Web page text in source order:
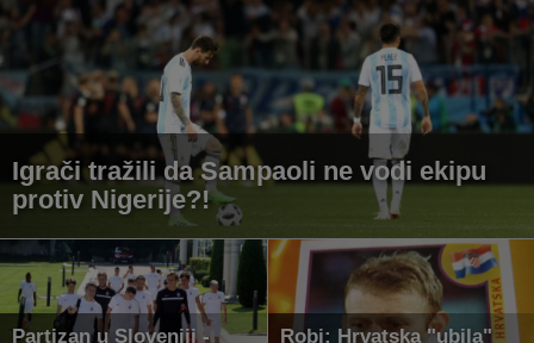
Igrači tražili da Sampaoli ne vodi ekipu
protiv Nigerije?!
Partizan u Sloveniji -
Robi: Hrvatska "ubila"